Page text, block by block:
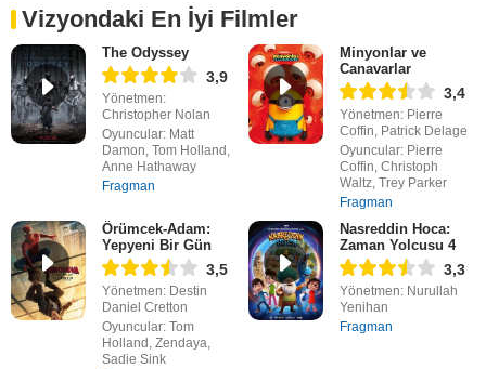
Vizyondaki En İyi Filmler
The Odyssey
3,9
Yönetmen:
Christopher Nolan
Oyuncular: Matt
Damon, Tom Holland,
Anne Hathaway
Fragman
Minyonlar ve
Canavarlar
3,4
Yönetmen: Pierre
Coffin, Patrick Delage
Oyuncular: Pierre
Coffin, Christoph
Waltz, Trey Parker
Fragman
Örümcek-Adam:
Yepyeni Bir Gün
3,5
Yönetmen: Destin
Daniel Cretton
Oyuncular: Tom
Holland, Zendaya,
Sadie Sink
Nasreddin Hoca:
Zaman Yolcusu 4
3,3
Yönetmen: Nurullah
Yenihan
Fragman